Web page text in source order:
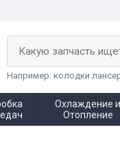
Какую запчасть
Например: колодки
Охлаждение и
Отопление